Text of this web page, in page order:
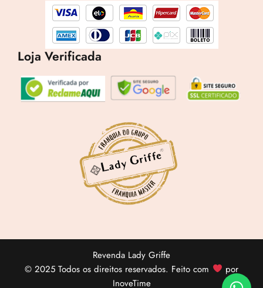
a
m
Loja Verificada
Revenda Lady Griffe
© 2025 Todos os direitos reservados. Feito com
por
InoveTime